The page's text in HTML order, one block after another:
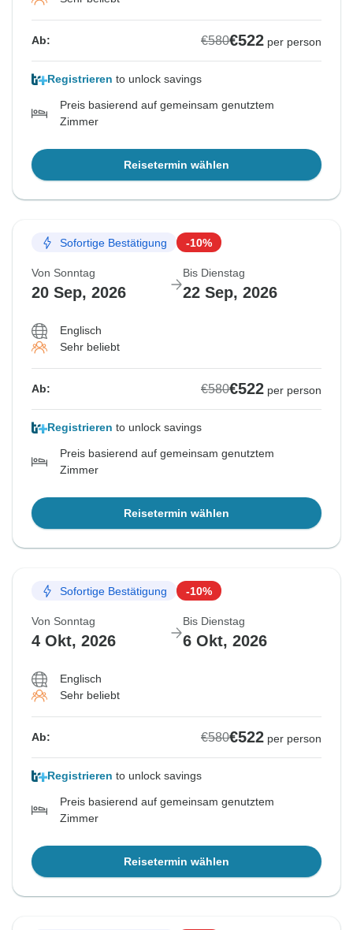
Ab: €580€522 per person
Registrieren to unlock savings
Preis basierend auf gemeinsam genutztem
Zimmer
Reisetermin wählen
Sofortige Bestätigung -10%
Von Sonntag
20 Sep, 2026
Bis Dienstag
22 Sep, 2026
Englisch
Sehr beliebt
Ab: €580€522 per person
Registrieren to unlock savings
Preis basierend auf gemeinsam genutztem
Zimmer
Reisetermin wählen
Sofortige Bestätigung -10%
Von Sonntag
4 Okt, 2026
Bis Dienstag
6 Okt, 2026
Englisch
Sehr beliebt
Ab: €580€522 per person
Registrieren to unlock savings
Preis basierend auf gemeinsam genutztem
Zimmer
Reisetermin wählen